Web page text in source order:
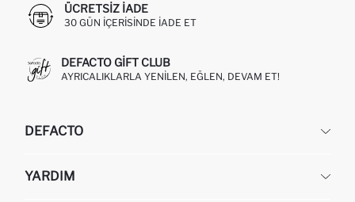
ÜCRETSIZ IADE
30 GÜN IÇERISINDE IADE ET
DEFACTO GIFT CLUB
AYRICALIKLARLA YENILEN, EĞLEN, DEVAM ET!
DEFACTO
HAKKIMIZDA
YARDIM